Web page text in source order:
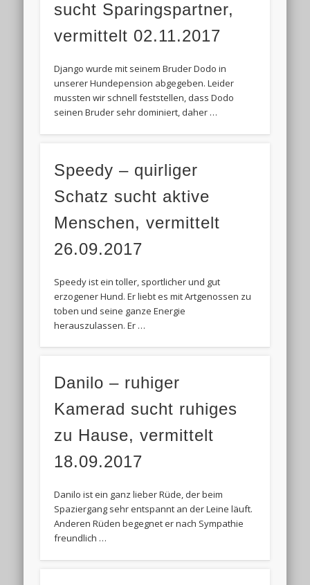
sucht Sparingspartner,
vermittelt 02.11.2017
Django wurde mit seinem Bruder Dodo in
unserer Hundepension abgegeben. Leider
mussten wir schnell feststellen, dass Dodo
seinen Bruder sehr dominiert, daher …
Speedy – quirliger
Schatz sucht aktive
Menschen, vermittelt
26.09.2017
Speedy ist ein toller, sportlicher und gut
erzogener Hund. Er liebt es mit Artgenossen zu
toben und seine ganze Energie
herauszulassen. Er …
Danilo – ruhiger
Kamerad sucht ruhiges
zu Hause, vermittelt
18.09.2017
Danilo ist ein ganz lieber Rüde, der beim
Spaziergang sehr entspannt an der Leine läuft.
Anderen Rüden begegnet er nach Sympathie
freundlich …